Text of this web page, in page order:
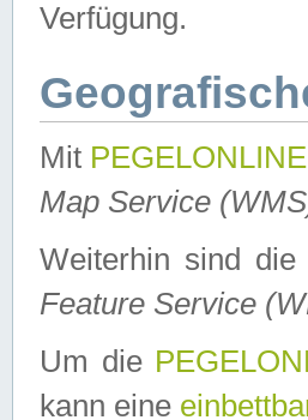
Verfügung.
Mit
Map Service
Weiterhin sind
Feature Service
Um die
kann eine